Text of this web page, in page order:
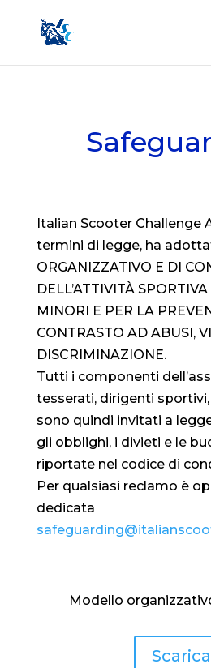
Italian Scooter Challenge
termini di legge, ha
ORGANIZZATIVO E DI
DELL’ATTIVITÀ
MINORI E PER LA
CONTRASTO AD ABUSI,
DISCRIMINAZIONE.
Tutti i componenti
tesserati, dirigenti
sono quindi invitati a
gli obblighi, i divieti e le
riportate nel codice di
Per qualsiasi reclamo è
dedicata
Modello
Scarica